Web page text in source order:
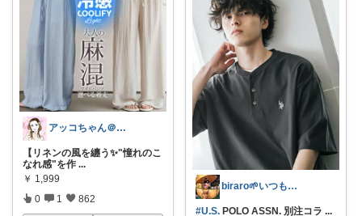
アッコちゃん＠ファッション＆美容💄好き
【リネンの風を纏う✨"憧れのこ
なれ感"を作 ...
￥ 1,999
0 1 862
biraro🌱いつもありがとう♡
#U.S. POLO ASSN. 別注コラ ...